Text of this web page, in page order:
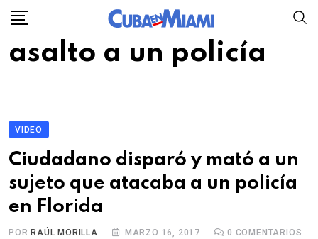
Skip
content
asalto a un policía
VIDEO
Ciudadano disparó y mató a un
sujeto que atacaba a un policía
en Florida
POR RAÚL MORILLA MARZO 16, 2017 0 COMENTARIOS